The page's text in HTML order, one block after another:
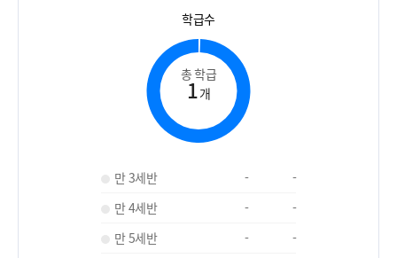
학급수
총 학급
1개
만 3세반 -
-
만 4세반
-
-
만 5세반
-
-